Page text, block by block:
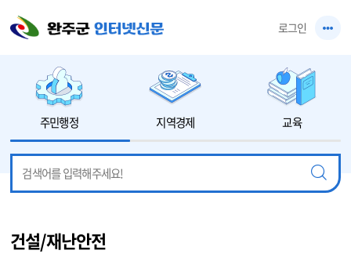
로그인
주민행정 지역경제 교육
건설/재난안전